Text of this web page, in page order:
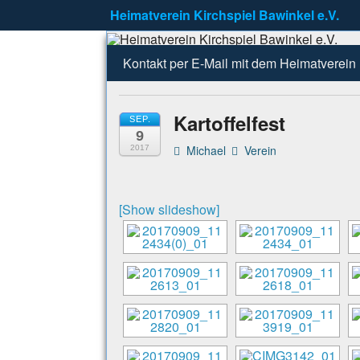
Heimatverein Kirchspiel Bawinkel e.V.
Zu erreichen unter
Kontakt per E-Mail mit dem Heimatverein
SEP.
9
2017
Kartoffelfest
Michael Verein
[Show slideshow]